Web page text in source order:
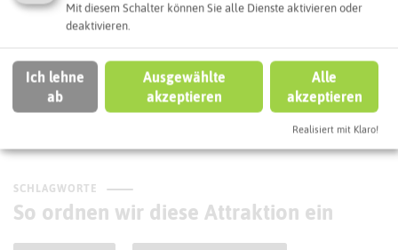
Natürlich Stimberg - Großer
Rundweg
SCHLAGWORTE
So ordnen wir diese Attraktion ein
Mit diesem Schalter können Sie alle Dienste aktivieren oder
deaktivieren.
Ich lehne
ab
Ausgewählte
akzeptieren
Alle
akzeptieren
Realisiert mit Klaro!